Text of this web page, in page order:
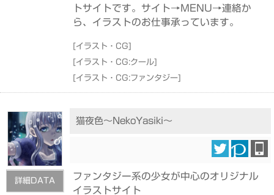
トサイトです。サイト→MENU→連絡か
ら、イラストのお仕事承っています。
[イラスト・CG]
[イラスト・CG:クール]
[イラスト・CG:ファンタジー]
詳細DATA
猫夜色～NekoYasiki～
ファンタジー系の少女が中心のオリジナル
イラストサイト